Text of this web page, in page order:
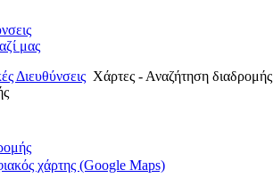
μας
Διευθύνσεις Χάρτες - Αναζήτηση διαδρομής
χάρτης (Google Maps)